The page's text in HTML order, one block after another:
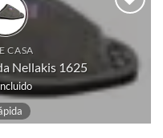
a
deseos
CASA
Nellakis 1625